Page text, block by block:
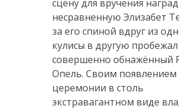
сцену для вручения
несравненную Элизабет
за его спиной вдруг из
кулисы в другую пробежал
совершенно обнажённый
Опель. Своим появлением
церемонии в столь
экстравагантном виде